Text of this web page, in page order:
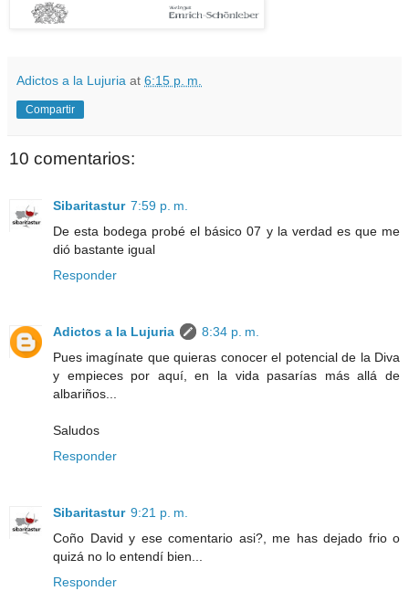
Adictos a la Lujuria at 6:15 p. m.
Compartir
10 comentarios:
Sibaritastur 7:59 p. m.
De esta bodega probé el básico 07 y la verdad es que me
dió bastante igual
Responder
Adictos a la Lujuria
8:34 p. m.
Pues imagínate que quieras conocer el potencial de la Diva
y empieces por aquí, en la vida pasarías más allá de
albariños...
Saludos
Responder
Sibaritastur 9:21 p. m.
Coño David y ese comentario asi?, me has dejado frio o
quizá no lo entendí bien...
Responder